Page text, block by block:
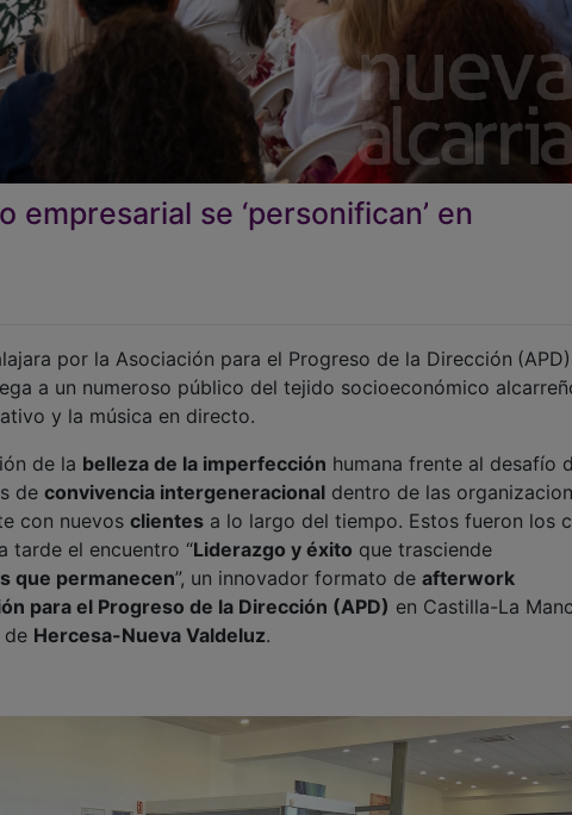
se ‘personifican’ en
por la Asociación para el Progreso de la Dirección
a un numeroso público del tejido socioeconómico
y la música en directo.
de la belleza de la imperfección humana frente al desafío
de convivencia intergeneracional dentro de las
con nuevos clientes a lo largo del tiempo. Estos fueron los
tarde el encuentro “Liderazgo y éxito que trasciende
que permanecen”, un innovador formato de afterwork
para el Progreso de la Dirección (APD) en Castilla-La
de Hercesa-Nueva Valdeluz.